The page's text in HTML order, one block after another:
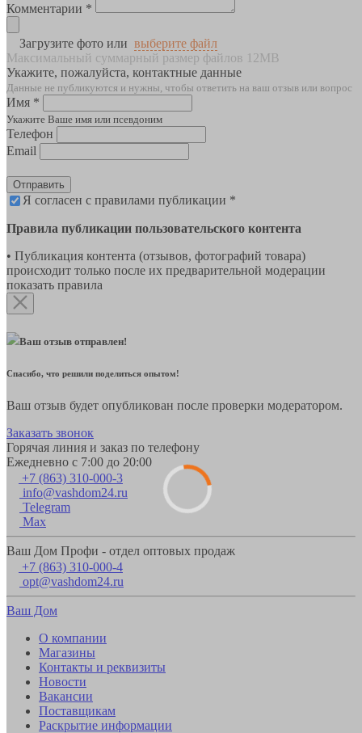
Комментарии *
Загрузите фото или выберите файл
Максимальный суммарный размер файлов 12MB
Укажите, пожалуйста, контактные данные
Данные не публикуются и нужны, чтобы ответить на ваш отзыв или вопрос
Имя *
Укажите Ваше имя или псевдоним
Телефон
Email
Отправить
Я согласен с правилами публикации *
Правила публикации пользовательского контента
• Публикация контента (отзывов, фотографий товара)
происходит только после их предварительной модерации
показать правила
Ваш отзыв отправлен!
Спасибо, что решили поделиться опытом!
Ваш отзыв будет опубликован после проверки модератором.
Заказать звонок
Горячая линия и заказ по телефону
Ежедневно с 7:00 до 20:00
+7 (863) 310-000-3
info@vashdom24.ru
Telegram
Max
Ваш Дом Профи - отдел оптовых продаж
+7 (863) 310-000-4
opt@vashdom24.ru
Ваш Дом
О компании
Магазины
Контакты и реквизиты
Новости
Вакансии
Поставщикам
Раскрытие информации